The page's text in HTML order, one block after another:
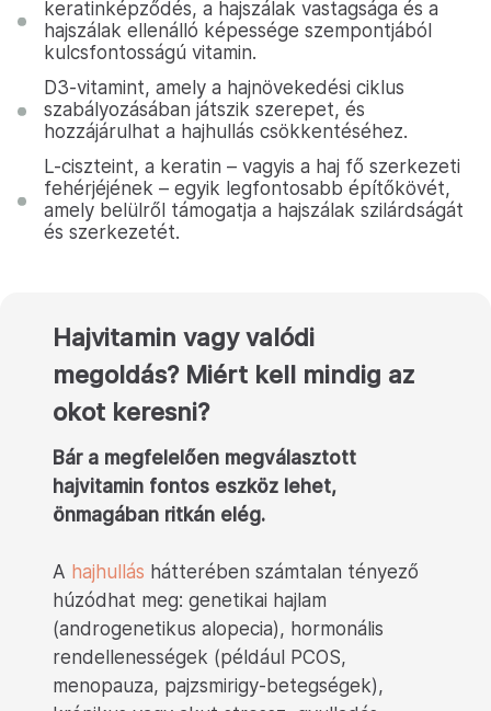
keratinképződés, a hajszálak vastagsága és a
hajszálak ellenálló képessége szempontjából
kulcsfontosságú vitamin.
D3-vitamint, amely a hajnövekedési ciklus
szabályozásában játszik szerepet, és
hozzájárulhat a hajhullás csökkentéséhez.
L-ciszteint, a keratin – vagyis a haj fő szerkezeti
fehérjéjének – egyik legfontosabb építőkövét,
amely belülről támogatja a hajszálak szilárdságát
és szerkezetét.
Hajvitamin vagy valódi
megoldás? Miért kell mindig az
okot keresni?
Bár a megfelelően megválasztott
hajvitamin fontos eszköz lehet,
önmagában ritkán elég.
A hajhullás hátterében számtalan tényező
húzódhat meg: genetikai hajlam
(androgenetikus alopecia), hormonális
rendellenességek (például PCOS,
menopauza, pajzsmirigy-betegségek),